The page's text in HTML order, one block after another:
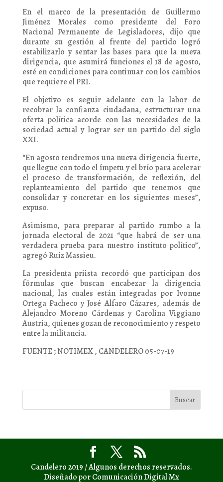
En el marco de la presentación de Guillermo
Jiménez Morales como presidente del Foro
Nacional Permanente de Legisladores, dijo que
durante su gestión al frente del partido logró
estabilizarlo y sentar las bases para que la nueva
dirigencia, que asumirá funciones el 18 de agosto,
esté en condiciones para continuar con los cambios
que requiere el PRI.
El objetivo es seguir adelante con la labor de
recobrar la confianza ciudadana, estructurar una
oferta política acorde con las necesidades de la
sociedad actual y lograr ser un partido del siglo
XXI.
“En agosto tendremos una nueva dirigencia fuerte,
que llegue con todo el ímpetu y el brío para acelerar
el proceso de transformación, de reflexión, del
replanteamiento del partido que tenemos que
consolidar y concretar en los siguientes meses”,
expuso.
Asimismo, para preparar al partido rumbo a la
jornada electoral de 2021 “que habrá de ser una
verdadera prueba para nuestro instituto político”,
agregó Ruiz Massieu.
La presidenta priista recordó que participan dos
fórmulas que buscan encabezar la dirigencia
nacional, las cuales están integradas por Ivonne
Ortega Pacheco y José Alfaro Cázares, además de
Alejandro Moreno Cárdenas y Carolina Viggiano
Austria, quienes gozan de reconocimiento y respeto
entre la militancia.
FUENTE ; NOTIMEX , CANDELERO 05-07-19
Candelero 2019 / Algunos derechos reservados.
Diseñado por Comunicación Digital Mx